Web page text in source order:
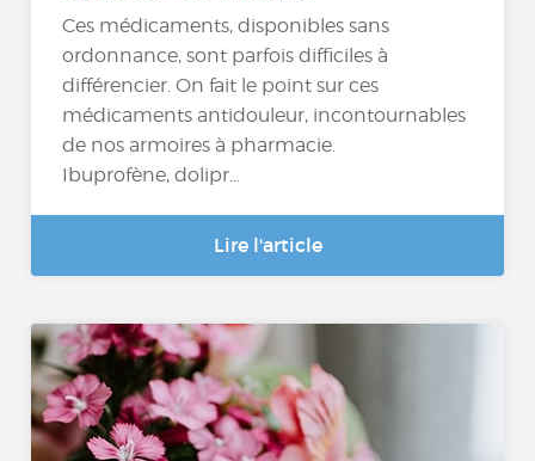
Ces médicaments, disponibles sans
ordonnance, sont parfois difficiles à
différencier. On fait le point sur ces
médicaments antidouleur, incontournables
de nos armoires à pharmacie.
Ibuprofène, dolipr...
Lire l'article